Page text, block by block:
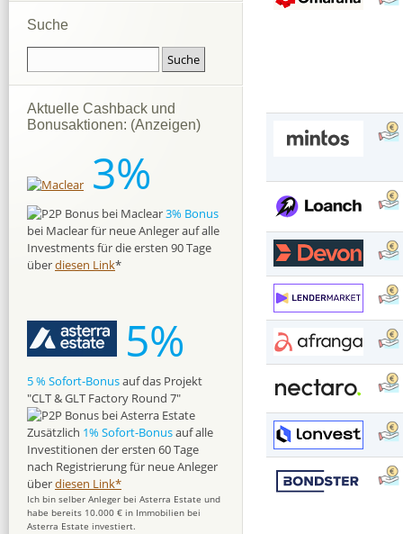
Suche
Aktuelle Cashback und
Bonusaktionen: (Anzeigen)
3%
3% Bonus
bei Maclear für neue Anleger auf alle
Investments für die ersten 90 Tage
überdiesen Link*
5%
5 % Sofort-Bonusauf das Projekt
"CLT & GLT Factory Round 7"
Zusätzlich 1% Sofort-Bonusauf alle
Investitionen der ersten 60 Tage
nach Registrierung für neue Anleger
überdiesen Link*
Ich bin selber Anleger bei Asterra Estate und
habe bereits 10.000 € in Immobilien bei
Asterra Estate investiert.